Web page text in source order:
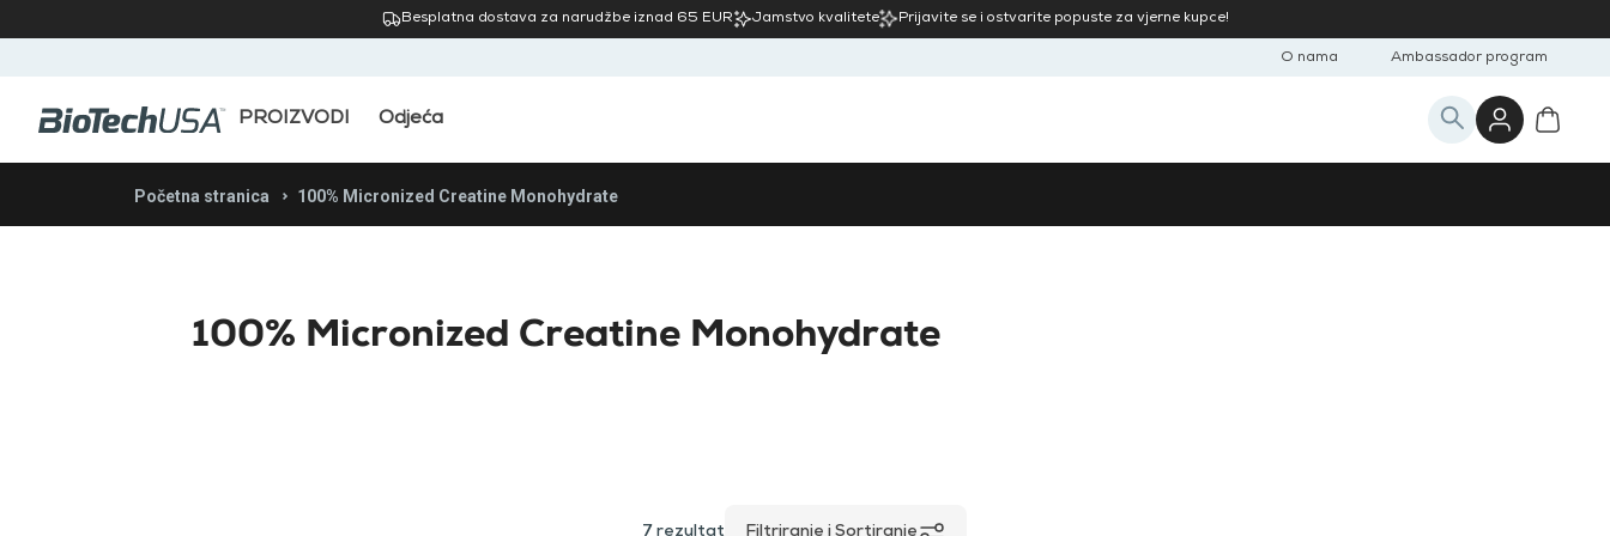
Besplatna dostava za narudžbe iznad 65 EUR Jamstvo kvalitete Prijavite se i ostvarite popuste za vjerne kupce!
O nama Ambassador program
PROIZVODI Odjeća
Početna stranica 100% Micronized Creatine Monohydrate
100% Micronized Creatine Monohydrate
7 rezultat Filtriranje i Sortiranje